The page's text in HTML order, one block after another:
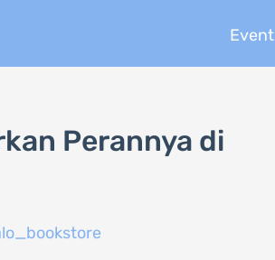
Event
Perannya di